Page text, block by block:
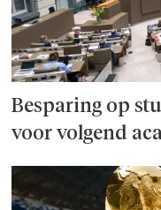
Besparing op
voor volgend